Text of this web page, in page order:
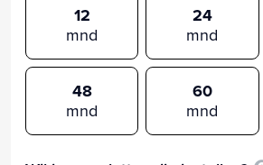
12
mnd
24
mnd
48
mnd
60
mnd